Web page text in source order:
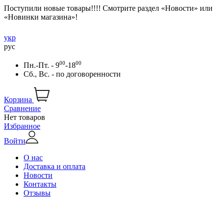
Поступили новые товары!!!! Смотрите раздел «Новости» или
«Новинки магазина»!
укр
рус
Пн.-Пт. - 900-1800
Сб., Вс. - по договоренности
Корзина
Сравнение
Нет товаров
Избранное
Войти
О нас
Доставка и оплата
Новости
Контакты
Отзывы